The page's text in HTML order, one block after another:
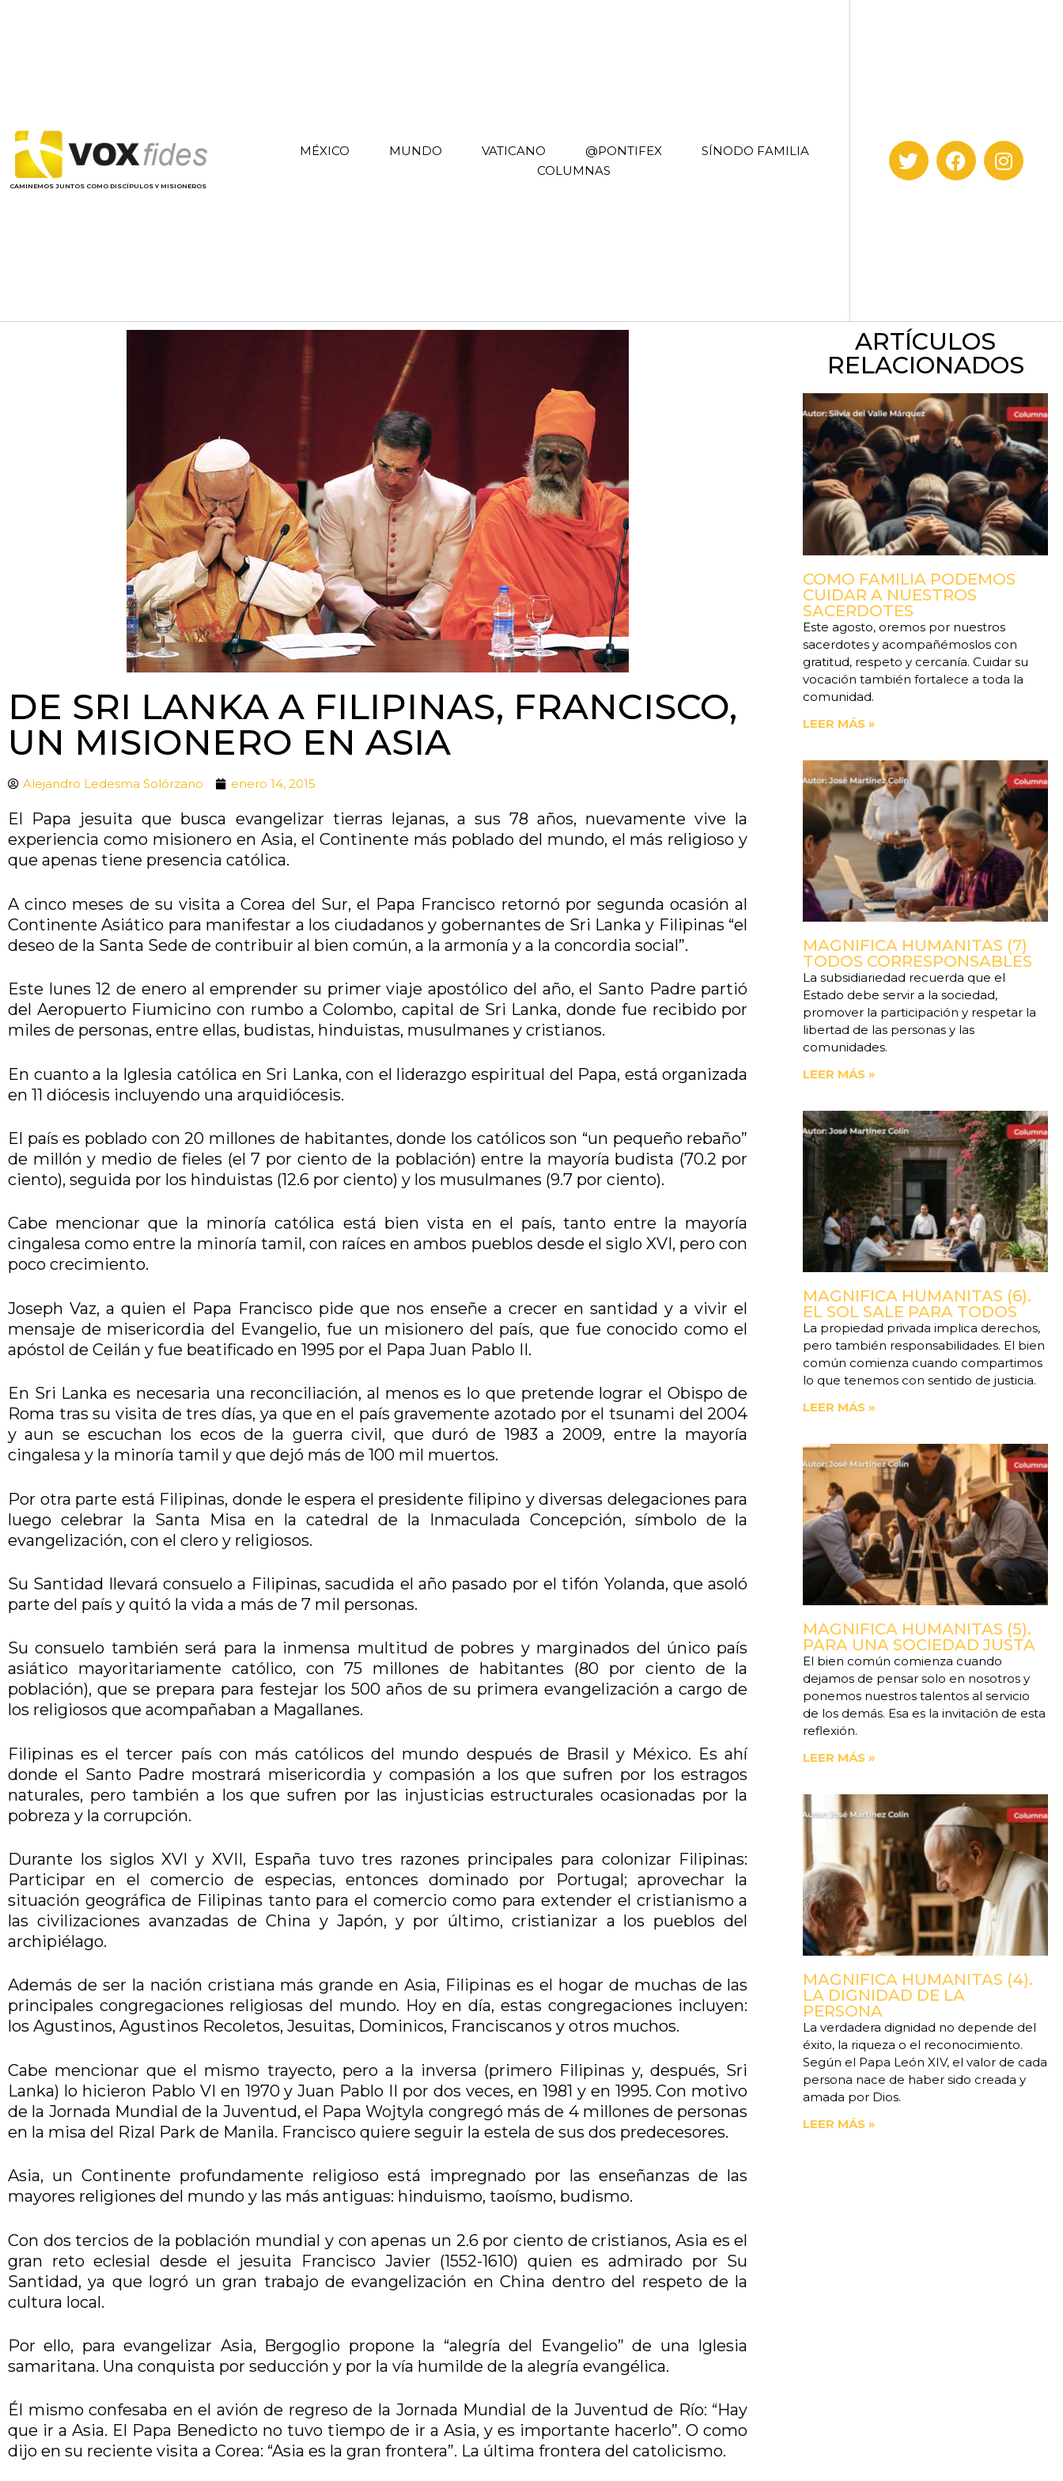
CAMINEMOS JUNTOS COMO DISCÍPULOS Y MISIONEROS
MÉXICO MUNDO VATICANO @PONTIFEX
SÍNODO FAMILIA
COLUMNAS
DE SRI LANKA A FILIPINAS, FRANCISCO,
UN MISIONERO EN ASIA
Alejandro Ledesma Solórzano enero 14, 2015
El Papa jesuita que busca evangelizar tierras lejanas, a sus 78 años, nuevamente vive la
experiencia como misionero en Asia, el Continente más poblado del mundo, el más religioso y
que apenas tiene presencia católica.
A cinco meses de su visita a Corea del Sur, el Papa Francisco retornó por segunda ocasión al
Continente Asiático para manifestar a los ciudadanos y gobernantes de Sri Lanka y Filipinas “el
deseo de la Santa Sede de contribuir al bien común, a la armonía y a la concordia social”.
Este lunes 12 de enero al emprender su primer viaje apostólico del año, el Santo Padre partió
del Aeropuerto Fiumicino con rumbo a Colombo, capital de Sri Lanka, donde fue recibido por
miles de personas, entre ellas, budistas, hinduistas, musulmanes y cristianos.
En cuanto a la Iglesia católica en Sri Lanka, con el liderazgo espiritual del Papa, está organizada
en 11 diócesis incluyendo una arquidiócesis.
El país es poblado con 20 millones de habitantes, donde los católicos son “un pequeño rebaño”
de millón y medio de fieles (el 7 por ciento de la población) entre la mayoría budista (70.2 por
ciento), seguida por los hinduistas (12.6 por ciento) y los musulmanes (9.7 por ciento).
Cabe mencionar que la minoría católica está bien vista en el país, tanto entre la mayoría
cingalesa como entre la minoría tamil, con raíces en ambos pueblos desde el siglo XVI, pero con
poco crecimiento.
Joseph Vaz, a quien el Papa Francisco pide que nos enseñe a crecer en santidad y a vivir el
mensaje de misericordia del Evangelio, fue un misionero del país, que fue conocido como el
apóstol de Ceilán y fue beatificado en 1995 por el Papa Juan Pablo II.
En Sri Lanka es necesaria una reconciliación, al menos es lo que pretende lograr el Obispo de
Roma tras su visita de tres días, ya que en el país gravemente azotado por el tsunami del 2004
y aun se escuchan los ecos de la guerra civil, que duró de 1983 a 2009, entre la mayoría
cingalesa y la minoría tamil y que dejó más de 100 mil muertos.
Por otra parte está Filipinas, donde le espera el presidente filipino y diversas delegaciones para
luego celebrar la Santa Misa en la catedral de la Inmaculada Concepción, símbolo de la
evangelización, con el clero y religiosos.
Su Santidad llevará consuelo a Filipinas, sacudida el año pasado por el tifón Yolanda, que asoló
parte del país y quitó la vida a más de 7 mil personas.
Su consuelo también será para la inmensa multitud de pobres y marginados del único país
asiático mayoritariamente católico, con 75 millones de habitantes (80 por ciento de la
población), que se prepara para festejar los 500 años de su primera evangelización a cargo de
los religiosos que acompañaban a Magallanes.
Filipinas es el tercer país con más católicos del mundo después de Brasil y México. Es ahí
donde el Santo Padre mostrará misericordia y compasión a los que sufren por los estragos
naturales, pero también a los que sufren por las injusticias estructurales ocasionadas por la
pobreza y la corrupción.
Durante los siglos XVI y XVII, España tuvo tres razones principales para colonizar Filipinas:
Participar en el comercio de especias, entonces dominado por Portugal; aprovechar la
situación geográfica de Filipinas tanto para el comercio como para extender el cristianismo a
las civilizaciones avanzadas de China y Japón, y por último, cristianizar a los pueblos del
archipiélago.
Además de ser la nación cristiana más grande en Asia, Filipinas es el hogar de muchas de las
principales congregaciones religiosas del mundo. Hoy en día, estas congregaciones incluyen:
los Agustinos, Agustinos Recoletos, Jesuitas, Dominicos, Franciscanos y otros muchos.
Cabe mencionar que el mismo trayecto, pero a la inversa (primero Filipinas y, después, Sri
Lanka) lo hicieron Pablo VI en 1970 y Juan Pablo II por dos veces, en 1981 y en 1995. Con motivo
de la Jornada Mundial de la Juventud, el Papa Wojtyla congregó más de 4 millones de personas
en la misa del Rizal Park de Manila. Francisco quiere seguir la estela de sus dos predecesores.
Asia, un Continente profundamente religioso está impregnado por las enseñanzas de las
mayores religiones del mundo y las más antiguas: hinduismo, taoísmo, budismo.
Con dos tercios de la población mundial y con apenas un 2.6 por ciento de cristianos, Asia es el
gran reto eclesial desde el jesuita Francisco Javier (1552-1610) quien es admirado por Su
Santidad, ya que logró un gran trabajo de evangelización en China dentro del respeto de la
cultura local.
Por ello, para evangelizar Asia, Bergoglio propone la “alegría del Evangelio” de una Iglesia
samaritana. Una conquista por seducción y por la vía humilde de la alegría evangélica.
Él mismo confesaba en el avión de regreso de la Jornada Mundial de la Juventud de Río: “Hay
que ir a Asia. El Papa Benedicto no tuvo tiempo de ir a Asia, y es importante hacerlo”. O como
dijo en su reciente visita a Corea: “Asia es la gran frontera”. La última frontera del catolicismo.
ARTÍCULOS
RELACIONADOS
COMO FAMILIA PODEMOS
CUIDAR A NUESTROS
SACERDOTES
Este agosto, oremos por nuestros
sacerdotes y acompañémoslos con
gratitud, respeto y cercanía. Cuidar su
vocación también fortalece a toda la
comunidad.
LEER MÁS »
MAGNIFICA HUMANITAS (7)
TODOS CORRESPONSABLES
La subsidiariedad recuerda que el
Estado debe servir a la sociedad,
promover la participación y respetar la
libertad de las personas y las
comunidades.
LEER MÁS »
MAGNIFICA HUMANITAS (6).
EL SOL SALE PARA TODOS
La propiedad privada implica derechos,
pero también responsabilidades. El bien
común comienza cuando compartimos
lo que tenemos con sentido de justicia.
LEER MÁS »
MAGNIFICA HUMANITAS (5).
PARA UNA SOCIEDAD JUSTA
El bien común comienza cuando
dejamos de pensar solo en nosotros y
ponemos nuestros talentos al servicio
de los demás. Esa es la invitación de esta
reflexión.
LEER MÁS »
MAGNIFICA HUMANITAS (4).
LA DIGNIDAD DE LA
PERSONA
La verdadera dignidad no depende del
éxito, la riqueza o el reconocimiento.
Según el Papa León XIV, el valor de cada
persona nace de haber sido creada y
amada por Dios.
LEER MÁS »